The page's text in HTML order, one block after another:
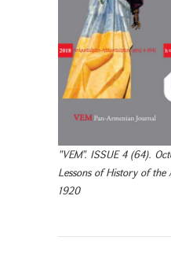
"VEM". ISSUE 4 (64).
Lessons of History of the
1920